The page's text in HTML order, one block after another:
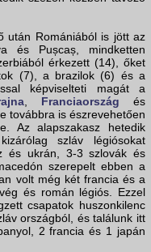
után Romániából is jött az
és Pușcaș, mindketten
érkezett (14), őket
(7), a brazilok (6) és a
képviselteti magát a
, Franciaország és
továbbra is észrevehetően
Az alapszakasz hetedik
szláv légiósokat
és ukrán, 3-3 szlovák és
szerepelt ebben a
volt még két francia és a
és román légiós. Ezzel
csapatok huszonkilenc
országból, és találunk itt
2 francia és 1 japán